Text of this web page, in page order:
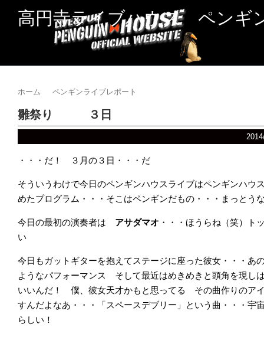
高円寺ライブハウス ペンギ
ホーム ペンギンライブレポート
雛祭り ３日
・・・だ！ ３月の３日・・・だ
そういうわけで今日のペンギンハウスライブはペンギンハウ
めたプログラム・・・そこはペンギンだもの・・・まっとう
今日の最初の演奏者は アサダマオ ・・・ほうらね（笑）ト
い
今日もガットギターを抱えてステージに座った彼女・・・あ
ようなパフォーマンス そして最近はめきめきと頭角を現し
いいんだ！ 僕、彼女天才かもと思ってる その曲作りのア
すんだよなあ・・・「スペースデブリー」という曲・・・宇
らしい！